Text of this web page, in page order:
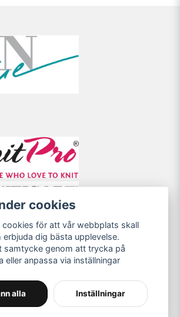
cookies
cookies för att vår webbplats skall
erbjuda dig bästa upplevelse.
samtycke genom att trycka på
eller anpassa via inställningar
alla Inställningar